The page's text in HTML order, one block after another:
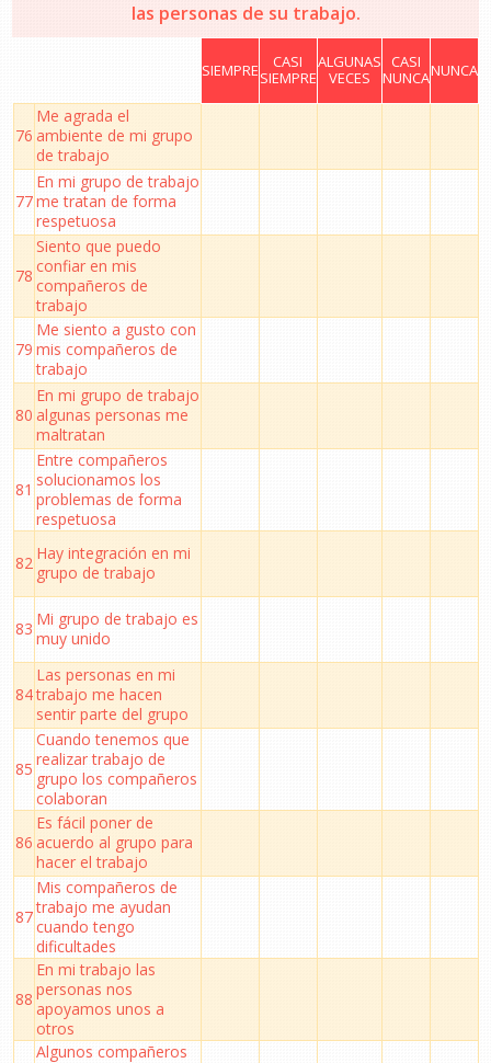
las personas de su trabajo.
SIEMPRE
CASI
SIEMPRE
ALGUNAS
VECES
CASI
NUNCANUNCA
76
Me agrada el
ambiente de mi grupo
de trabajo
77
En mi grupo de trabajo
me tratan de forma
respetuosa
78
Siento que puedo
confiar en mis
compañeros de
trabajo
79
Me siento a gusto con
mis compañeros de
trabajo
80
En mi grupo de trabajo
algunas personas me
maltratan
81
Entre compañeros
solucionamos los
problemas de forma
respetuosa
82 Hay integración en mi
grupo de trabajo
83 Mi grupo de trabajo es
muy unido
84
Las personas en mi
trabajo me hacen
sentir parte del grupo
85
Cuando tenemos que
realizar trabajo de
grupo los compañeros
colaboran
86
Es fácil poner de
acuerdo al grupo para
hacer el trabajo
87
Mis compañeros de
trabajo me ayudan
cuando tengo
dificultades
88
En mi trabajo las
personas nos
apoyamos unos a
otros
Algunos compañeros